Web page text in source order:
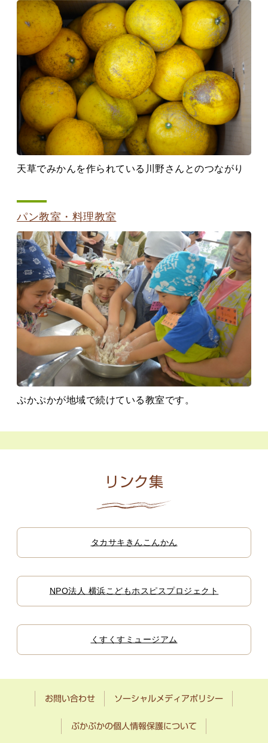
天草でみかんを作られている川野さんとのつながり
パン教室・料理教室
ぷかぷかが地域で続けている教室です。
リンク集
タカサキきんこんかん
NPO法人 横浜こどもホスピスプロジェクト
くすくすミュージアム
お問い合わせ ソーシャルメディアポリシー
ぷかぷかの個人情報保護について